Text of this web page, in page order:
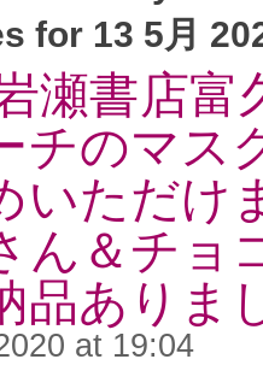
for 13 5月
瀬書店富
チのマス
いただ
ん＆チョ
品ありま
at 19:04